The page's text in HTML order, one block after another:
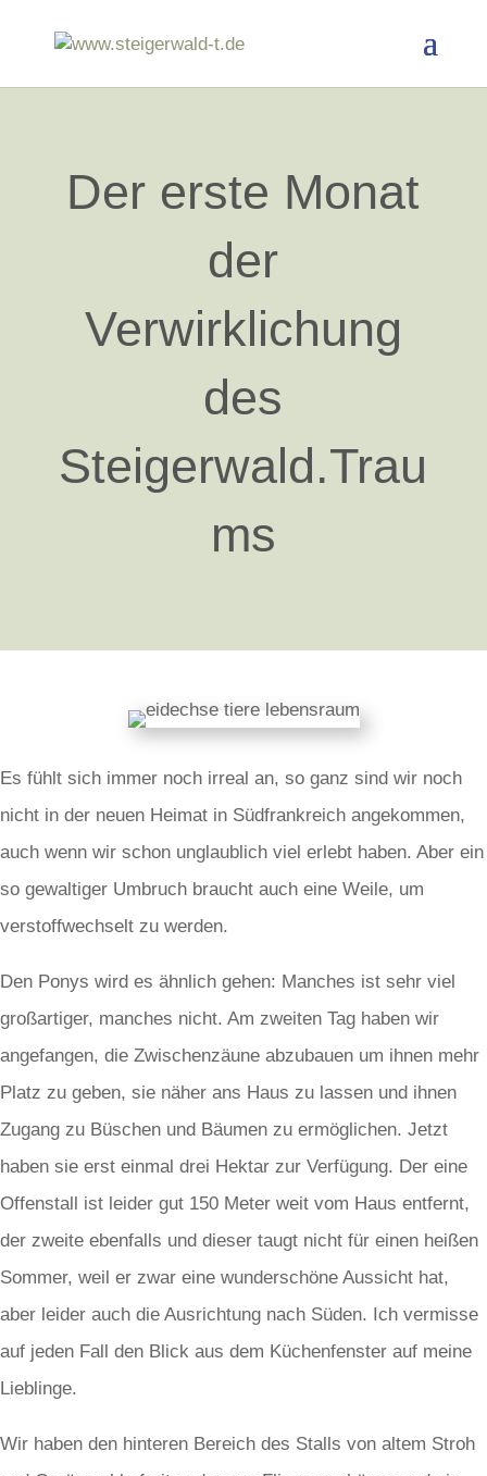
Der erste Monat
der
Verwirklichung
des
Steigerwald.Trau
ms
Es fühlt sich immer noch irreal an, so ganz sind wir noch
nicht in der neuen Heimat in Südfrankreich angekommen,
auch wenn wir schon unglaublich viel erlebt haben. Aber ein
so gewaltiger Umbruch braucht auch eine Weile, um
verstoffwechselt zu werden.
Den Ponys wird es ähnlich gehen: Manches ist sehr viel
großartiger, manches nicht. Am zweiten Tag haben wir
angefangen, die Zwischenzäune abzubauen um ihnen mehr
Platz zu geben, sie näher ans Haus zu lassen und ihnen
Zugang zu Büschen und Bäumen zu ermöglichen. Jetzt
haben sie erst einmal drei Hektar zur Verfügung. Der eine
Offenstall ist leider gut 150 Meter weit vom Haus entfernt,
der zweite ebenfalls und dieser taugt nicht für einen heißen
Sommer, weil er zwar eine wunderschöne Aussicht hat,
aber leider auch die Ausrichtung nach Süden. Ich vermisse
auf jeden Fall den Blick aus dem Küchenfenster auf meine
Lieblinge.
Wir haben den hinteren Bereich des Stalls von altem Stroh